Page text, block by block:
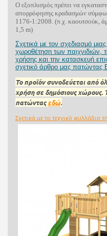
O εξοπλισμός πρέπει να
απορρόφησης κραδασμών
1176-1:2008. (π.χ. καουτσούκ,
1,5 m)
Σχετικά με τον σχεδιασμό
χωροθέτηση των παιχνιδιών,
χρήσης και την κατασκευή
σχετικό άρθρο μας πατώντας
Το προϊόν συνοδεύεται από
χρήση σε δημόσιους χώρους.
πατώνταςεδώ.
Σχετικά με το τεχνικό φυλλάδιο